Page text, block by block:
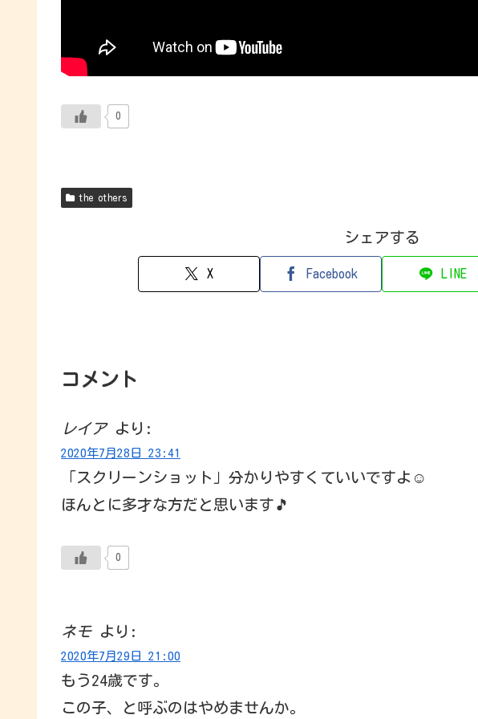
0
the others
シェアする
X Facebook LINE
コメント
レイア より:
2020年7月28日 23:41
「スクリーンショット」分かりやすくていいですよ☺️
ほんとに多才な方だと思います🎵
0
ネモ より:
2020年7月29日 21:00
もう24歳です。
この子、と呼ぶのはやめませんか。